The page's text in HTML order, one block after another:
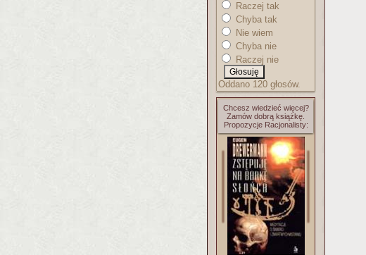
Raczej tak
Chyba tak
Nie wiem
Chyba nie
Raczej nie
Oddano 120 głosów.
Chcesz wiedzieć więcej?
Zamów dobrą książkę.
Propozycje Racjonalisty: